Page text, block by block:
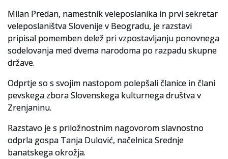
Milan Predan, namestnik veleposlanika in prvi sekretar
veleposlaništva Slovenije v Beogradu, je razstavi
pripisal pomemben delež pri vzpostavljanju ponovnega
sodelovanja med dvema narodoma po razpadu skupne
države.
Odprtje so s svojim nastopom polepšali članice in člani
pevskega zbora Slovenskega kulturnega društva v
Zrenjaninu.
Razstavo je s priložnostnim nagovorom slavnostno
odprla gospa Tanja Dulović, načelnica Srednje
banatskega okrožja.